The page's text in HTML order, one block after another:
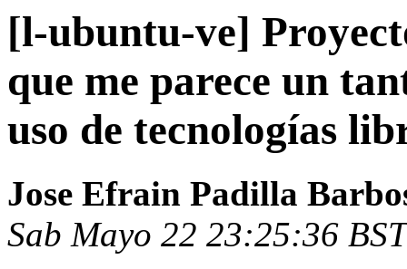
[l-ubuntu-ve]
que me parece un
uso de tecnologías
Jose Efrain Padilla
Sab Mayo 22 23:25:36